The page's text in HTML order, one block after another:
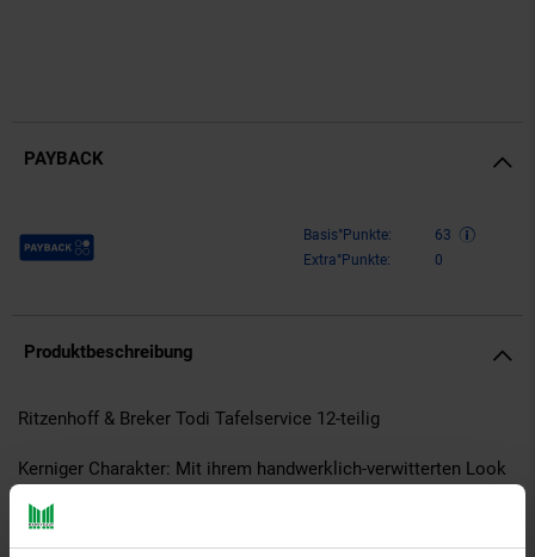
PAYBACK
Payback Punkte Basis°Punkte:
63
Extra°Punkte:
0
Produktbeschreibung
Ritzenhoff & Breker Todi Tafelservice 12-teilig
Kerniger Charakter: Mit ihrem handwerklich-verwitterten Look
Flair. Sie eignen sich perfekt für ein lässiges Mix & Match, bei
dem das schlichte Umbria den ruhigen, zurückhaltenden Part